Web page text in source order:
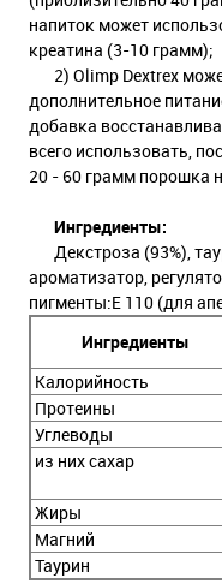
напиток может
креатина (3-10 грамм);
2) Olimp Dextrex
дополнительное
добавка
всего использовать,
20 - 60 грамм порошка
Ингредиенты:
Декстроза (93%),
ароматизатор,
пигменты:Е 110 (для
Ингредиенты
Калорийность
Протеины
Углеводы
из них сахар
Жиры
Магний
Таурин